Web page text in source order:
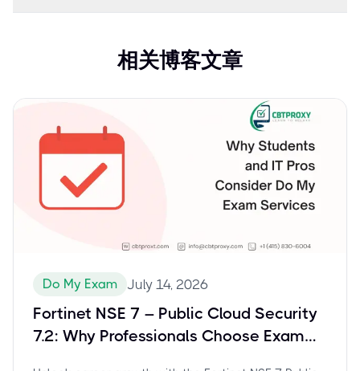
相关博客文章
Do My Exam July 14, 2026
Fortinet NSE 7 – Public Cloud Security
7.2: Why Professionals Choose Exam